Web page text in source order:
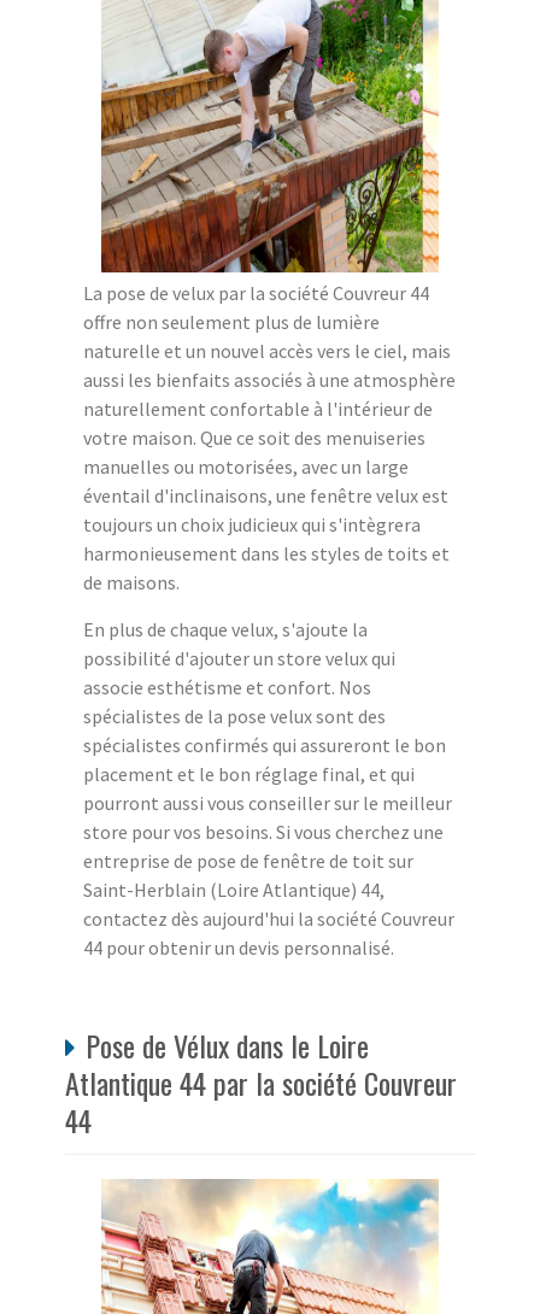
La pose de velux par la société Couvreur 44
offre non seulement plus de lumière
naturelle et un nouvel accès vers le ciel, mais
aussi les bienfaits associés à une atmosphère
naturellement confortable à l'intérieur de
votre maison. Que ce soit des menuiseries
manuelles ou motorisées, avec un large
éventail d'inclinaisons, une fenêtre velux est
toujours un choix judicieux qui s'intègrera
harmonieusement dans les styles de toits et
de maisons.
En plus de chaque velux, s'ajoute la
possibilité d'ajouter un store velux qui
associe esthétisme et confort. Nos
spécialistes de la pose velux sont des
spécialistes confirmés qui assureront le bon
placement et le bon réglage final, et qui
pourront aussi vous conseiller sur le meilleur
store pour vos besoins. Si vous cherchez une
entreprise de pose de fenêtre de toit sur
Saint-Herblain (Loire Atlantique) 44,
contactez dès aujourd'hui la société Couvreur
44 pour obtenir un devis personnalisé.
Pose de Vélux dans le Loire
Atlantique 44 par la société Couvreur
44